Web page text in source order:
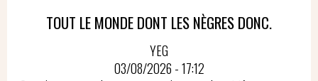
TOUT LE MONDE DONT LES NÈGRES DONC.
YEG
03/08/2026 - 17:12